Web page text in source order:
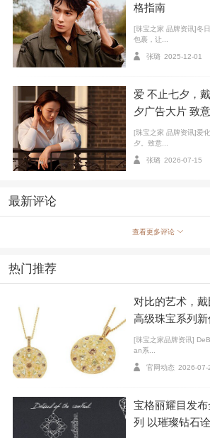
De Beers 戴比尔斯 巴黎旗舰店
格指南
[珠宝之家 品牌资讯]冬
包裹，让...
张璐 2025-12-01
爱 不止七夕，
夕广告大片 致
[珠宝之家 品牌资讯]爱
夕。致意...
张璐 2026-07-15
最新评论
查看更多评论
热门推荐
对比的艺术，
高级珠宝系列新
[珠宝之家品牌资讯]
an系...
官网动态 2026-07-
宝格丽耀目发
列 以璀璨钻石